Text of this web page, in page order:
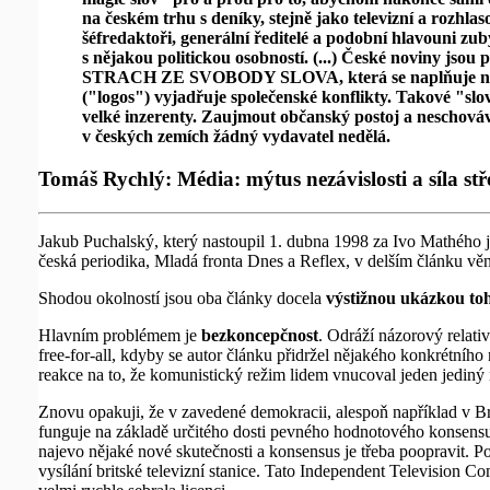
na českém trhu s deníky, stejně jako televizní a
šéfredaktoři, generální ředitelé a podobní hlavouni
s nějakou politickou osobností. (...) České noviny jsou
STRACH ZE SVOBODY SLOVA, která se naplňuje
("logos") vyjadřuje společenské konflikty. Takové
velké inzerenty. Zaujmout občanský postoj a
v českých zemích žádný vydavatel nedělá.
Tomáš Rychlý: Média: mýtus nezávislosti a síla
Jakub Puchalský, který nastoupil 1. dubna 1998 za Ivo
česká periodika, Mladá fronta Dnes a Reflex, v delším článku
Shodou okolností jsou oba články docela výstižnou ukázkou
Hlavním problémem je bezkoncepčnost. Odráží názorový
free-for-all, kdyby se autor článku přidržel nějakého konkrétního
reakce na to, že komunistický režim lidem vnucoval jeden jediný
Znovu opakuji, že v zavedené demokracii, alespoň například v
funguje na základě určitého dosti pevného hodnotového
najevo nějaké nové skutečnosti a konsensus je třeba poopravit.
vysílání britské televizní stanice. Tato Independent Television